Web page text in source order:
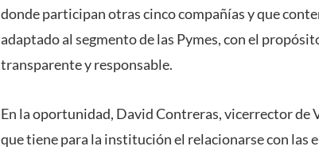
donde participan otras cinco compañías y que
adaptado al segmento de las Pymes, con el
transparente y responsable.
En la oportunidad, David Contreras, vicerrector
que tiene para la institución el relacionarse con las